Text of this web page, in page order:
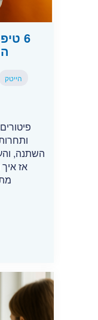
6
הייטק
השתנה,
אז איך